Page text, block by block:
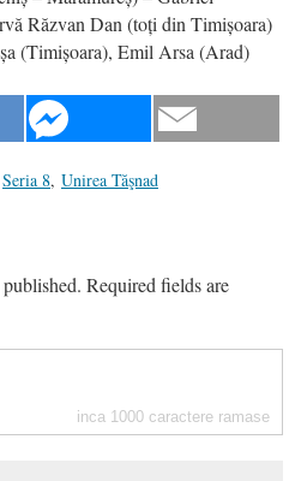
Răzvan Dan (toți din Timișoara)
(Timișoara), Emil Arsa (Arad)
Seria 8, Unirea Tăşnad
Required fields are
inca 1000 caractere ramase